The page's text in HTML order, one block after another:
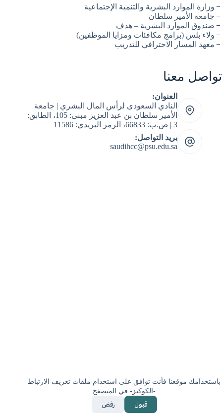
باستخدامك موقعنا فأنت توافق على استخدام ملفات تعريف الارتباط
-الكوكيز- في المتصفح
قبول رفض
وزارة الموارد البشرية والتنمية الإجتماعية
جامعة الأمير سلطان
صندوق الموارد البشرية – هدف
ولاء بلس (برامج مكافئات ومزايا الموظفين)
معهد المسار الاحترافي للتدريب
تواصل معنا
العنوان:
النادي السعودي لرأس المال البشري | جامعة
الأمير سلطان بن عبد العزيز مبنى: 105، الطابق:
3 | ص.ب: 66833، الرمز البريدي: 11586
بريد التواصل:
saudihcc@psu.edu.sa